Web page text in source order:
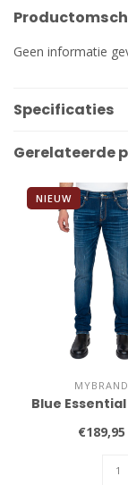
Geen informatie
Specificaties
Gerelateerde
NIEUW
MYBRAND
Blue
€189,95